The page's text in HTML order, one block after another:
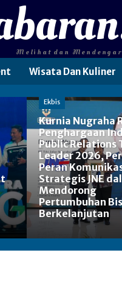
Melihat dan Mendengar
Wisata Dan Kuliner
Ekbis
Kurnia Nugraha
Penghargaan
Public Relations
Leader 2026,
Peran
Strategis JNE
Mendorong
Pertumbuhan
Berkelanjutan